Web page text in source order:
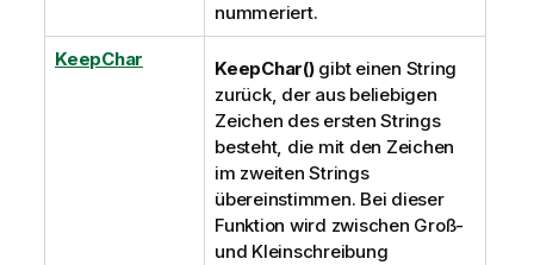
nummeriert.
KeepChar KeepChar()gibt einen String
zurück, der aus beliebigen
Zeichen des ersten Strings
besteht, die mit den Zeichen
im zweiten Strings
übereinstimmen. Bei dieser
Funktion wird zwischen Groß-
und Kleinschreibung